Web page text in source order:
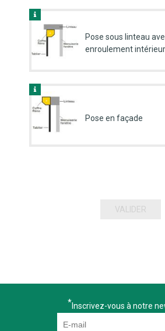
Pose sous linteau
enroulement intérieur
Pose en façade
VALIDER
Inscrivez-vous à notre